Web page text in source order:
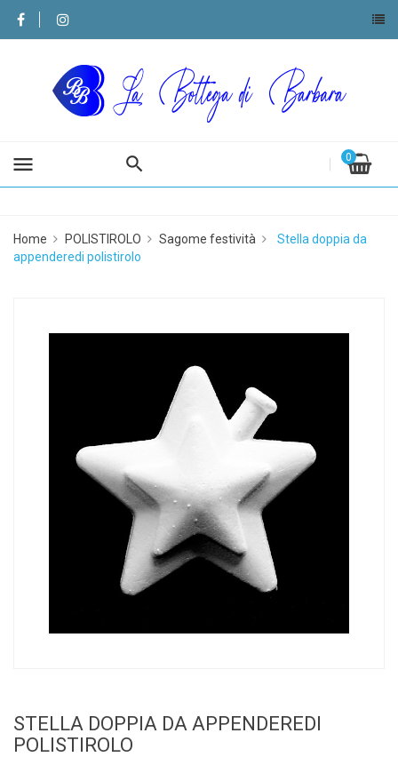
menu 0
Home POLISTIROLO Sagome festività
Stella doppia da
appenderedi polistirolo
STELLA DOPPIA DA APPENDEREDI
POLISTIROLO